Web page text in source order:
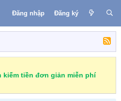
Đăng nhập Đăng ký
kiếm tiền đơn giản miễn phí